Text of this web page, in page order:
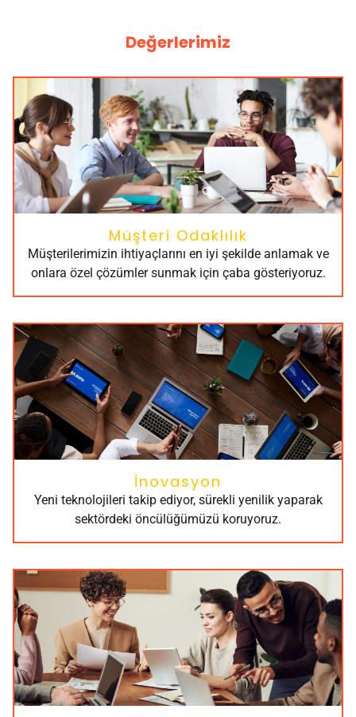
Değerlerimiz
Müşteri Odaklılık
Müşterilerimizin ihtiyaçlarını en iyi şekilde anlamak ve
onlara özel çözümler sunmak için çaba gösteriyoruz.
İnovasyon
Yeni teknolojileri takip ediyor, sürekli yenilik yaparak
sektördeki öncülüğümüzü koruyoruz.